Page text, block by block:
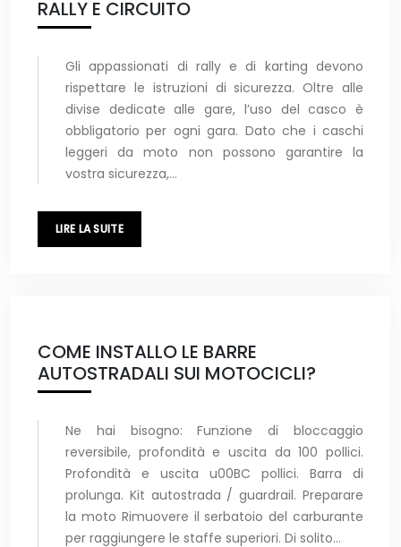
RALLY E CIRCUITO
Gli appassionati di rally e di karting devono
rispettare le istruzioni di sicurezza. Oltre alle
divise dedicate alle gare, l’uso del casco è
obbligatorio per ogni gara. Dato che i caschi
leggeri da moto non possono garantire la
vostra sicurezza,…
LIRE LA SUITE
COME INSTALLO LE BARRE
AUTOSTRADALI SUI MOTOCICLI?
Ne hai bisogno: Funzione di bloccaggio
reversibile, profondità e uscita da 100 pollici.
Profondità e uscita u00BC pollici. Barra di
prolunga. Kit autostrada / guardrail. Preparare
la moto Rimuovere il serbatoio del carburante
per raggiungere le staffe superiori. Di solito…